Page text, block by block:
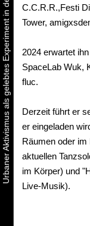
C.C.R.R.,Festi
Tower,
2024 erwartet
SpaceLab Wuk,
fluc.
Derzeit führt er
er eingeladen
Räumen oder
aktuellen
im Körper) und
Live-Musik).